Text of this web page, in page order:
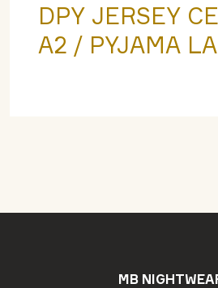
DPY JERSEY
A2 / PYJAMA
MB